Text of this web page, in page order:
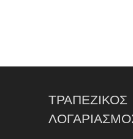
ΤΡΑΠΕΖΙΚΟΣ